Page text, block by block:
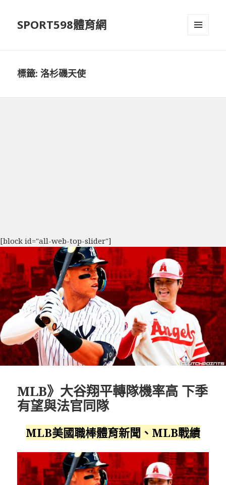
SPORT598體育網
標籤:洛杉磯天使
[block id="all-web-top-slider"]
MLB》大谷翔平轉隊機率高 下季
有望與法官同隊
MLB美國職棒體育新聞、MLB戰績